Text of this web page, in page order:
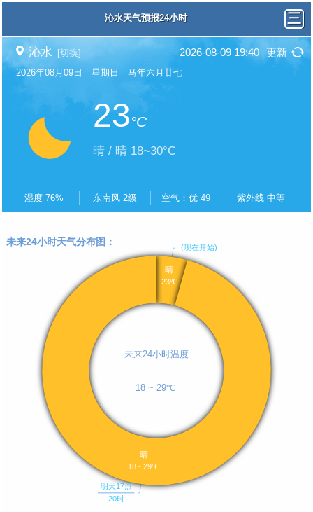
沁水天气预报24小时
沁水 [切换] 2026-08-09 19:40 更新
2026年08月09日 星期日 马年六月廿七
23°C
晴 / 晴 18~30°C
湿度 76% 东南风 2级 空气：优 49 紫外线 中等